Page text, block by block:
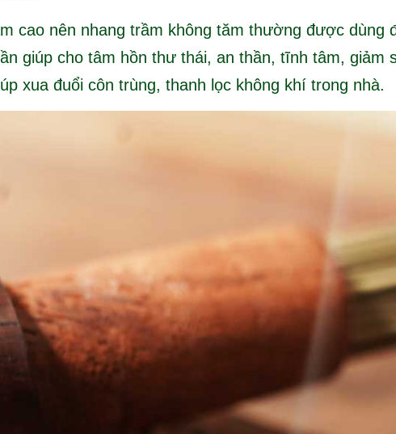
cao nên nhang trầm không tăm thường được dùng
giúp cho tâm hồn thư thái, an thần, tĩnh tâm, giảm
xua đuổi côn trùng, thanh lọc không khí trong nhà.